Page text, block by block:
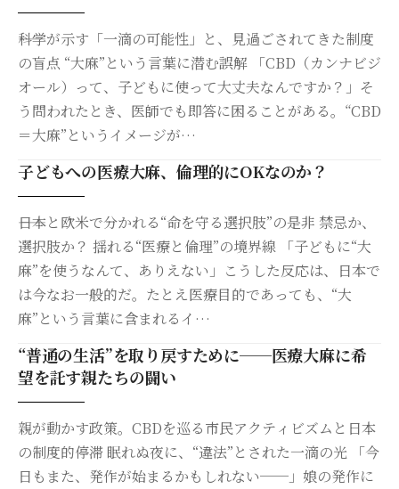
――科学が示す「一滴の可能性」と、見過ごされてきた制度
の盲点 “大麻”という言葉に潜む誤解 「CBD（カンナビジ
オール）って、子どもに使って大丈夫なんですか？」そ
う問われたとき、医師でも即答に困ることがある。“CBD
＝大麻”というイメージが…
子どもへの医療大麻、倫理的にOKなのか？
――日本と欧米で分かれる“命を守る選択肢”の是非 禁忌か、
選択肢か？ 揺れる“医療と倫理”の境界線 「子どもに“大
麻”を使うなんて、ありえない」こうした反応は、日本で
は今なお一般的だ。たとえ医療目的であっても、“大
麻”という言葉に含まれるイ…
“普通の生活”を取り戻すために──医療大麻に希
望を託す親たちの闘い
親が動かす政策。CBDを巡る市民アクティビズムと日本
の制度的停滞 眠れぬ夜に、“違法”とされた一滴の光 「今
日もまた、発作が始まるかもしれない──」娘の発作に